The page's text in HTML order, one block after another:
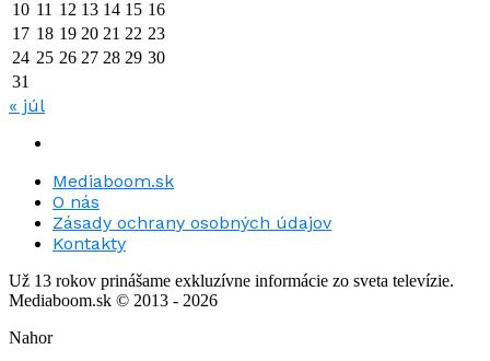
10 11 12 13 14 15 16
17 18 19 20 21 22 23
24 25 26 27 28 29 30
31
« júl
Mediaboom.sk
O nás
Zásady ochrany osobných údajov
Kontakty
Už 13 rokov prinášame exkluzívne informácie zo sveta televízie.
Mediaboom.sk © 2013 - 2026
Nahor